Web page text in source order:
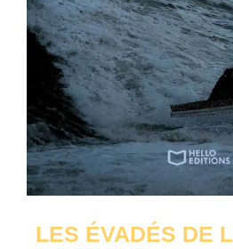
LES ÉVADÉS DE